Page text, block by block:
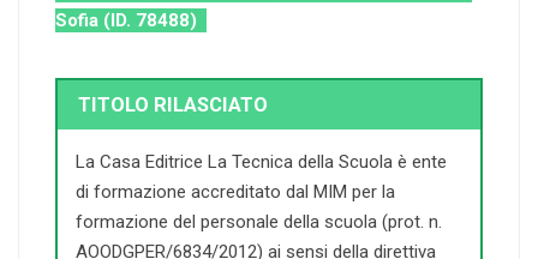
Sofia (ID. 78488)
TITOLO RILASCIATO
La Casa Editrice La Tecnica della Scuola è ente
di formazione accreditato dal MIM per la
formazione del personale della scuola (prot. n.
AOODGPER/6834/2012) ai sensi della direttiva